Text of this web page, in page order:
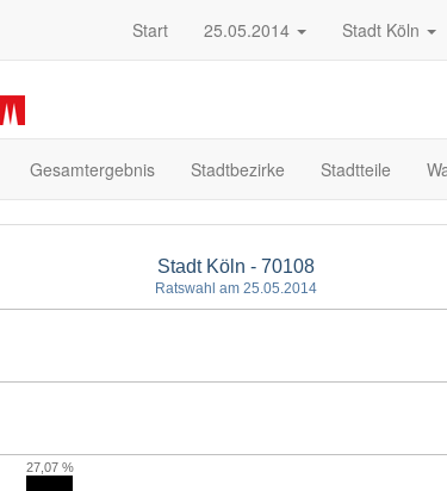
Start 25.05.2014 Stadt Köln
Gesamtergebnis Stadtbezirke Stadtteile
Stadt Köln - 70108
Ratswahl am 25.05.2014
27,07 %